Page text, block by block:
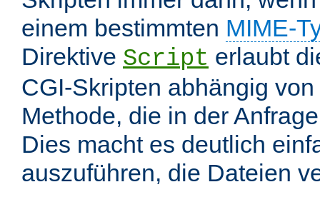
einem bestimmten MIME-
Direktive Script erlaubt
CGI-Skripten abhängig
Methode, die in der
Dies macht es deutlich
auszuführen, die Dateien